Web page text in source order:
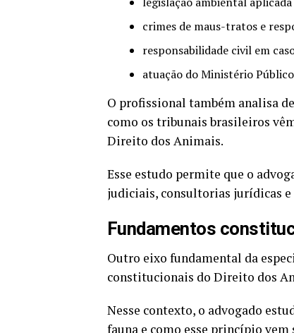
crimes de maus-tratos e
responsabilidade civil em
atuação do Ministério
O profissional também analisa
como os tribunais brasileiros
Direito dos Animais.
Esse estudo permite que o
judiciais, consultorias jurídicas e
Fundamentos
Outro eixo fundamental da
constitucionais do Direito dos
Nesse contexto, o advogado
fauna e como esse princípio